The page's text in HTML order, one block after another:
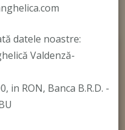
datele noastre:
Valdenză-
in RON, Banca B.R.D. -